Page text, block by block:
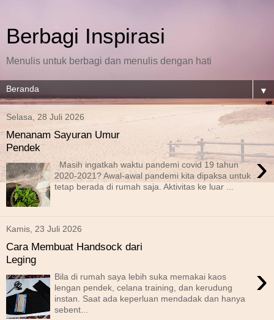
Berbagi Inspirasi
Menulis untuk berbagi dan menulis dengan hati
▼
Selasa, 28 Juli 2026
Menanam Sayuran Umur
Pendek
›
Masih ingatkah waktu pandemi covid 19 tahun
2020-2021? Awal-awal pandemi kita dipaksa untuk
tetap berada di rumah saja. Aktivitas ke luar ...
Kamis, 23 Juli 2026
Cara Membuat Handsock dari
Leging
›
Bila di rumah saya lebih suka memakai kaos
lengan pendek, celana training, dan kerudung
instan. Saat ada keperluan mendadak dan hanya
sebent...